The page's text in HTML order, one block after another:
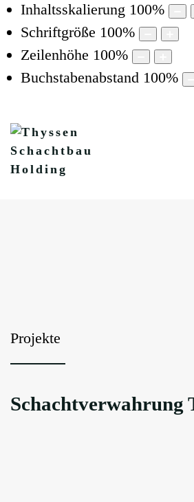
Inhaltsskalierung 100%
Schriftgröße 100%
Zeilenhöhe 100%
Buchstabenabstand 100%
Projekte
Schachtverwahrung